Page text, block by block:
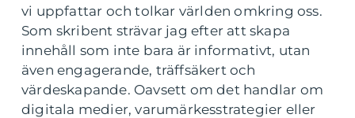
vi uppfattar och tolkar världen omkring oss.
Som skribent strävar jag efter att skapa
innehåll som inte bara är informativt, utan
även engagerande, träffsäkert och
värdeskapande. Oavsett om det handlar om
digitala medier, varumärkesstrategier eller